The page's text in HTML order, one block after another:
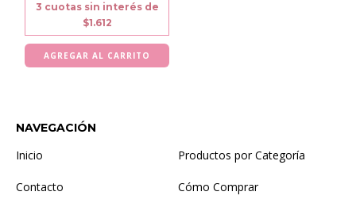
3 cuotas sin interés de
$1.612
NAVEGACIÓN
Inicio Productos por Categoría
Contacto Cómo Comprar